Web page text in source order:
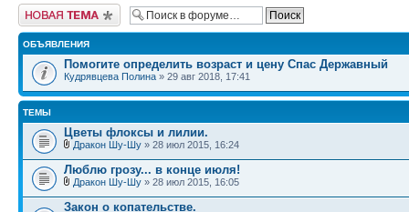
Начать новую тему
ОБЪЯВЛЕНИЯ
Помогите определить возраст и цену Спас Державный
Кудрявцева Полина » 29 авг 2018, 17:41
ТЕМЫ
Цветы флоксы и лилии.
Дракон Шу-Шу » 28 июл 2015, 16:24
Люблю грозу... в конце июля!
Дракон Шу-Шу » 28 июл 2015, 16:05
Закон о копательстве.